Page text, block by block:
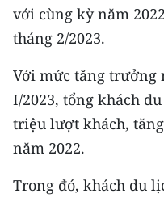
E-Magazine
Video
Media Chính trị
Media Kinh tế
Media Văn hóa
Media Xã hội
với cùng kỳ năm
tháng 2/2023.
Với mức tăng trưởng
I/2023, tổng khách
triệu lượt khách,
năm 2022.
Trong đó, khách du